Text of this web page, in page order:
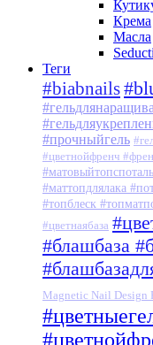
Крема
Масла
Теги
#biabnails
#прочныйгель
#цветнойфренч
#маттопдлялака
#топблеск
#цветнаябаза
#блашбаза
Magnetic Nail Design